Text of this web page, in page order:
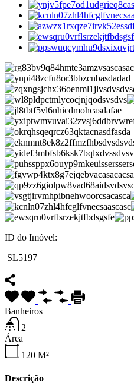
ID do Imóvel:
SL5197
Banheiros
2
Área
120 M²
Descrição